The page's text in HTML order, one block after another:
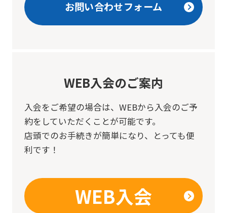
お問い合わせフォーム
WEB入会のご案内
入会をご希望の場合は、 WEBから入会のご予
約をしていただくことが可能です。
店頭でのお手続きが簡単になり、とっても便
利です！
WEB入会
an
automatic
the
Japanese
version
of
this
be
translated